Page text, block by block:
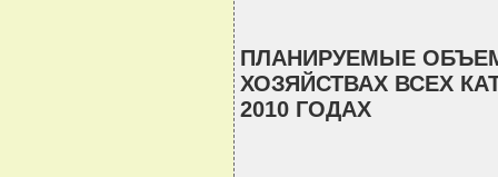
ПЛАНИРУЕМЫЕ
ХОЗЯЙСТВАХ ВСЕХ
2010 ГОДАХ